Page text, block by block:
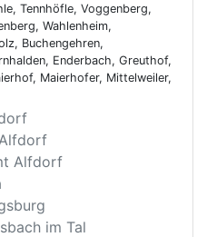
Tennhöfle, Voggenberg,
Wahlenheim,
Buchengehren,
Enderbach, Greuthof,
Maierhofer, Mittelweiler,
Alfdorf
im Tal